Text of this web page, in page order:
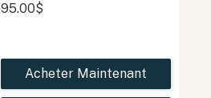
95.00$
Acheter Maintenant